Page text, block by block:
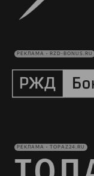
РЕКЛАМА • RZD-BONUS.RU
РЕКЛАМА • TOPAZ24.RU